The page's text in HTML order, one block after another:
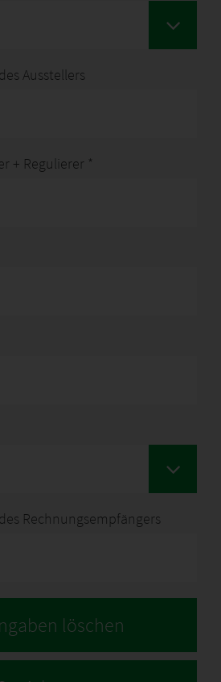
Ausstellers
+ Regulierer *
Rechnungsempfängers